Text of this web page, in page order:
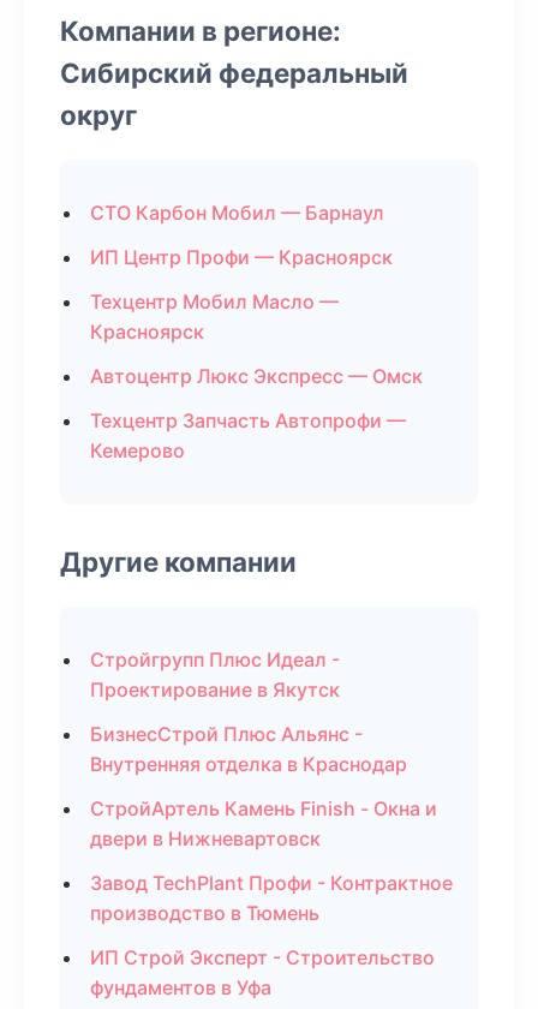
Компании в регионе:
Сибирский федеральный
округ
СТО Карбон Мобил — Барнаул
ИП Центр Профи — Красноярск
Техцентр Мобил Масло —
Красноярск
Автоцентр Люкс Экспресс — Омск
Техцентр Запчасть Автопрофи —
Кемерово
Другие компании
Стройгрупп Плюс Идеал -
Проектирование в Якутск
БизнесСтрой Плюс Альянс -
Внутренняя отделка в Краснодар
СтройАртель Камень Finish - Окна и
двери в Нижневартовск
Завод TechPlant Профи - Контрактное
производство в Тюмень
ИП Строй Эксперт - Строительство
фундаментов в Уфа